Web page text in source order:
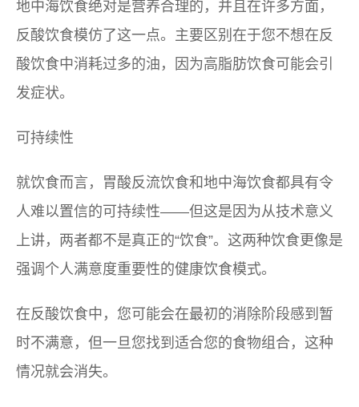
地中海饮食绝对是营养合理的，并且在许多方面，
反酸饮食模仿了这一点。主要区别在于您不想在反
酸饮食中消耗过多的油，因为高脂肪饮食可能会引
发症状。
可持续性
就饮食而言，胃酸反流饮食和地中海饮食都具有令
人难以置信的可持续性——但这是因为从技术意义
上讲，两者都不是真正的“饮食”。这两种饮食更像是
强调个人满意度重要性的健康饮食模式。
在反酸饮食中，您可能会在最初的消除阶段感到暂
时不满意，但一旦您找到适合您的食物组合，这种
情况就会消失。